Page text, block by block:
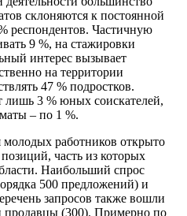
склоняются к постоянной
респондентов. Частичную
9 %, на стажировки
интерес вызывает
на территории
47 % подростков.
лишь 3 % юных соискателей,
– по 1 %.
работников открыто
часть из которых
Наибольший спрос
500 предложений) и
запросов также вошли
продавцы (300). Примерно по